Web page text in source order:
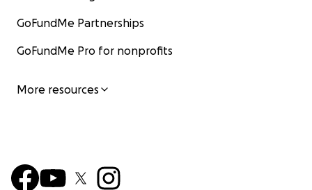
GoFundMe Partnerships
GoFundMe Pro for nonprofits
More resources